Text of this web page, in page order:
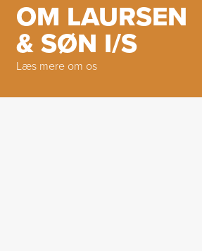
OM LAURSEN
& SØN I/S
Læs mere om os